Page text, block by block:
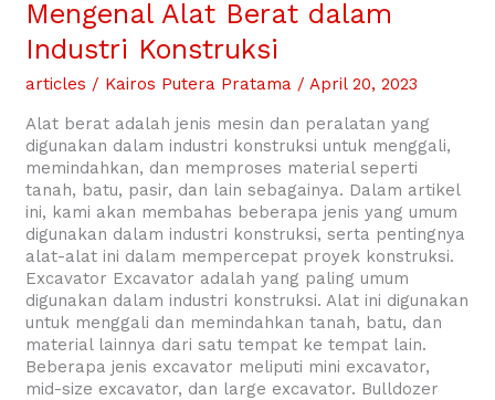
Mengenal Alat Berat dalam
Industri Konstruksi
articles / Kairos Putera Pratama /April 20, 2023
Alat berat adalah jenis mesin dan peralatan yang
digunakan dalam industri konstruksi untuk menggali,
memindahkan, dan memproses material seperti
tanah, batu, pasir, dan lain sebagainya. Dalam artikel
ini, kami akan membahas beberapa jenis yang umum
digunakan dalam industri konstruksi, serta pentingnya
alat-alat ini dalam mempercepat proyek konstruksi.
Excavator Excavator adalah yang paling umum
digunakan dalam industri konstruksi. Alat ini digunakan
untuk menggali dan memindahkan tanah, batu, dan
material lainnya dari satu tempat ke tempat lain.
Beberapa jenis excavator meliputi mini excavator,
mid-size excavator, dan large excavator. Bulldozer
Berat
dalam
Konstruksi